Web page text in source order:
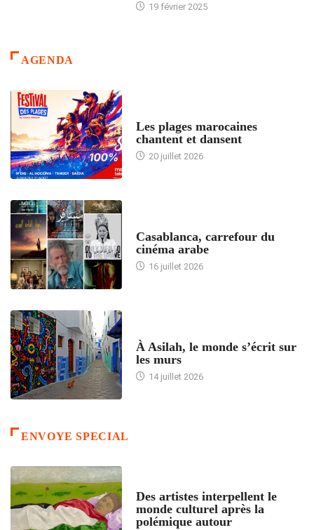
19 février 2025
AGENDA
Les plages marocaines
chantent et dansent
20 juillet 2026
Casablanca, carrefour du
cinéma arabe
16 juillet 2026
À Asilah, le monde s’écrit sur
les murs
14 juillet 2026
ENVOYE SPECIAL
Des artistes interpellent le
monde culturel après la
polémique autour